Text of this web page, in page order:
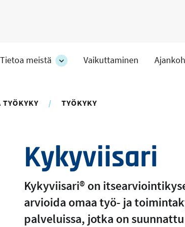
Tietoa meistä
Tietoa
osion
alakohteet
Vaikuttaminen
TYÖKYKY
Kykyviisari
Kykyviisari® on
arvioida omaa työ- ja
palveluissa, jotka on